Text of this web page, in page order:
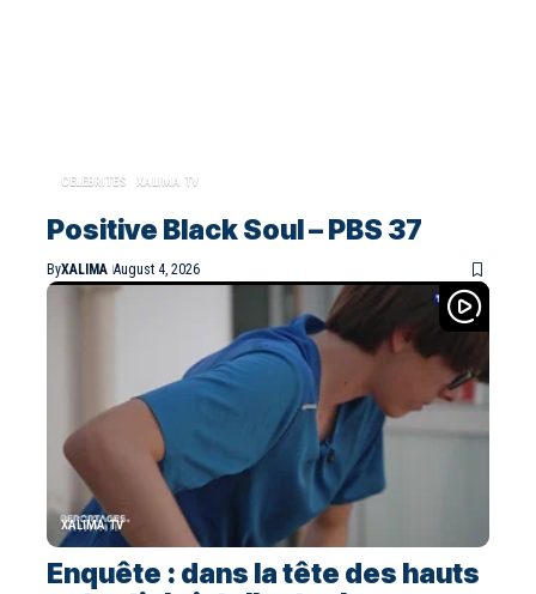
CELEBRITES XALIMA TV
Positive Black Soul – PBS 37
ByXALIMA August 4, 2026
XALIMA TV
Enquête : dans la tête des hauts